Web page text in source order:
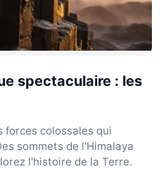
spectaculaire : les
forces colossales qui
sommets de l'Himalaya
l'histoire de la Terre.